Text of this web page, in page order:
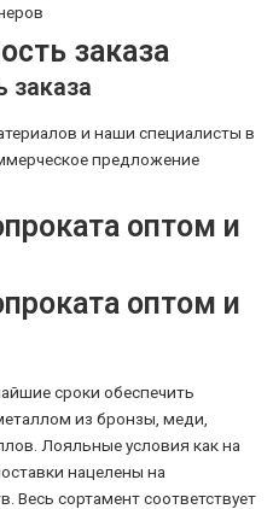
заказа
заказа
и наши специалисты в
предложение
оптом и
оптом и
сроки обеспечить
из бронзы, меди,
Лояльные условия как на
нацелены на
сортамент соответствует